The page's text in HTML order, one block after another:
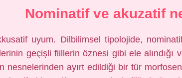
Nominatif ve akuzatif
uyum. Dilbilimsel tipolojide,
geçişli fiillerin öznesi gibi ele alındığı
nesnelerinden ayırt edildiği bir tür